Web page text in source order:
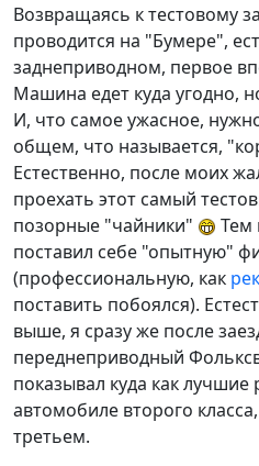
Возвращаясь к тестовому
проводится на "Бумере",
заднеприводном, первое
Машина едет куда угодно,
И, что самое ужасное,
общем, что называется,
Естественно, после моих
проехать этот самый
позорные "чайники"
Тем
поставил себе "опытную"
(профессиональную, как
поставить побоялся).
выше, я сразу же после
переднеприводный
показывал куда как лучшие
автомобиле второго
третьем.